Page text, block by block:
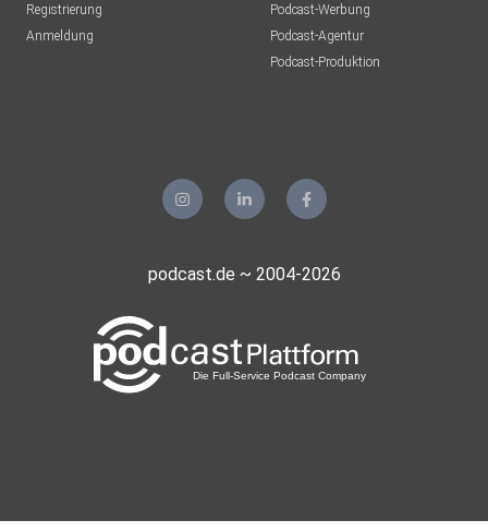
Registrierung
Anmeldung
Podcast-Werbung
Podcast-Agentur
Podcast-Produktion
podcast.de ~ 2004-2026